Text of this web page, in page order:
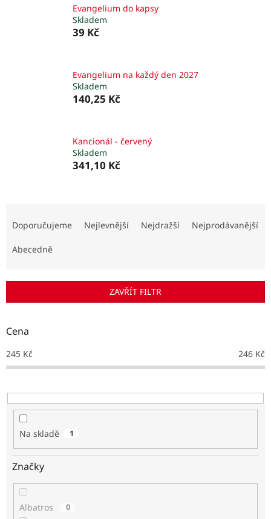
Evangelium do kapsy
Skladem
39 Kč
Evangelium na každý den 2027
Skladem
140,25 Kč
Kancionál - červený
Skladem
341,10 Kč
r
d
k
t
Doporučujeme Nejlevnější Nejdražší Nejprodávanější
Abecedně
ZAVŘÍT FILTR
Cena
245 Kč 246 Kč
Na skladě 1
Značky
Albatros 0